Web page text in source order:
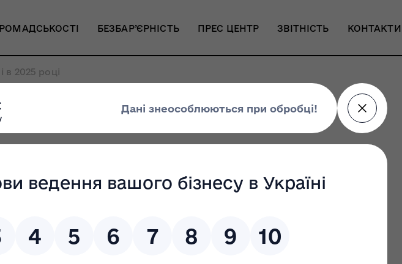
БЕЗБАР’ЄРНІСТЬ ПРЕС ЦЕНТР ЗВІТНІСТЬ КОНТАКТИ
2025 році
«Мистецька ФОРТЕЦЯ»